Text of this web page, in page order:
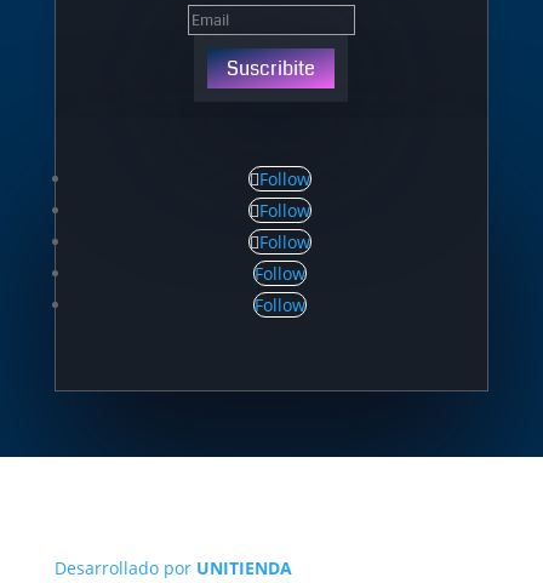
Suscribite
Follow
Follow
Follow
Follow
Follow
Desarrollado por UNITIENDA